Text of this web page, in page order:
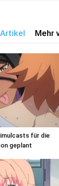
Mehr
für die
geplant